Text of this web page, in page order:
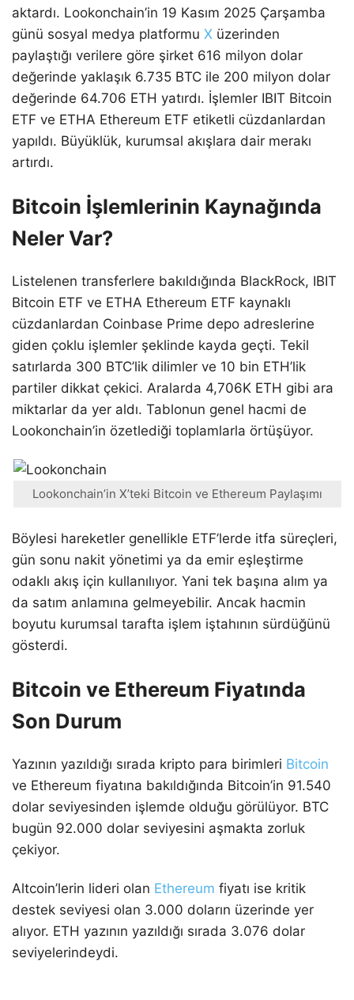
aktardı. Lookonchain’in 19 Kasım 2025 Çarşamba
günü sosyal medya platformu X üzerinden
paylaştığı verilere göre şirket 616 milyon dolar
değerinde yaklaşık 6.735 BTC ile 200 milyon dolar
değerinde 64.706 ETH yatırdı. İşlemler IBIT Bitcoin
ETF ve ETHA Ethereum ETF etiketli cüzdanlardan
yapıldı. Büyüklük, kurumsal akışlara dair merakı
artırdı.
Bitcoin İşlemlerinin Kaynağında
Neler Var?
Listelenen transferlere bakıldığında BlackRock, IBIT
Bitcoin ETF ve ETHA Ethereum ETF kaynaklı
cüzdanlardan Coinbase Prime depo adreslerine
giden çoklu işlemler şeklinde kayda geçti. Tekil
satırlarda 300 BTC’lik dilimler ve 10 bin ETH’lik
partiler dikkat çekici. Aralarda 4,706K ETH gibi ara
miktarlar da yer aldı. Tablonun genel hacmi de
Lookonchain’in özetlediği toplamlarla örtüşüyor.
Lookonchain’in X’teki Bitcoin ve Ethereum Paylaşımı
Böylesi hareketler genellikle ETF’lerde itfa süreçleri,
gün sonu nakit yönetimi ya da emir eşleştirme
odaklı akış için kullanılıyor. Yani tek başına alım ya
da satım anlamına gelmeyebilir. Ancak hacmin
boyutu kurumsal tarafta işlem iştahının sürdüğünü
gösterdi.
Bitcoin ve Ethereum Fiyatında
Son Durum
Yazının yazıldığı sırada kripto para birimleri Bitcoin
ve Ethereum fiyatına bakıldığında Bitcoin’in 91.540
dolar seviyesinden işlemde olduğu görülüyor. BTC
bugün 92.000 dolar seviyesini aşmakta zorluk
çekiyor.
Altcoin’lerin lideri olan Ethereum fiyatı ise kritik
destek seviyesi olan 3.000 doların üzerinde yer
alıyor. ETH yazının yazıldığı sırada 3.076 dolar
seviyelerindeydi.